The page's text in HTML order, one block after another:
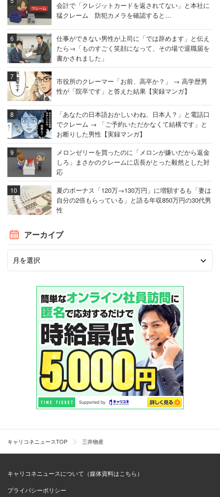
会計で「クレジットカードを返されてない」と本社に
猛クレーム 防犯カメラを確認すると…
仕事ができない男性が上司に「では辞めます」と伝え
たら→「ものすごく笑顔になって、その場で退職届を
書かされました」
市役所のクレーマー「お前、高卒か？」 → 高学歴男
性が「院卒です」と答えた結果【実録マンガ】
「あなたの日本語おかしいわね、日本人？」と電話口
でクレーム → 「ご予約いただかなくて結構です」と
お断りした男性【実録マンガ】
メロンゼリーを買ったのに「メロンが嫌いだから返金
しろ」まさかのクレームに店長がとった毅然とした対
応
夏のボーナス「120万→130万円」に増額するも「妻は
自分の2倍もらっている」と語る年収850万円の30代男
性
アーカイブ
キャリコネニュースTOP 三井物産
キャリコネニュースについて（媒体資料はこちら）
プライバシーポリシー